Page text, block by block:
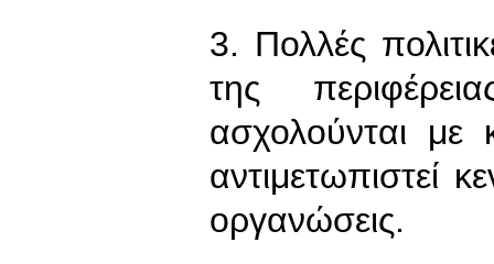
3. Πολλές
της
ασχολούνται
αντιμετωπιστεί
οργανώσεις.